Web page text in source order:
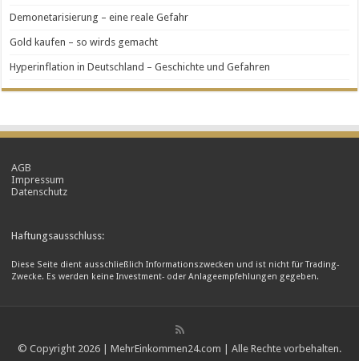
Demonetarisierung – eine reale Gefahr
Gold kaufen – so wirds gemacht
Hyperinflation in Deutschland – Geschichte und Gefahren
AGB
Impressum
Datenschutz
Haftungsausschluss:
Diese Seite dient ausschließlich Informationszwecken und ist nicht für Trading-
Zwecke. Es werden keine Investment- oder Anlageempfehlungen gegeben.
© Copyright 2026 | MehrEinkommen24.com | Alle Rechte vorbehalten.